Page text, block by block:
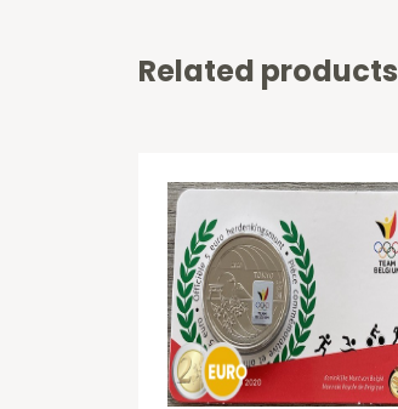
Related products